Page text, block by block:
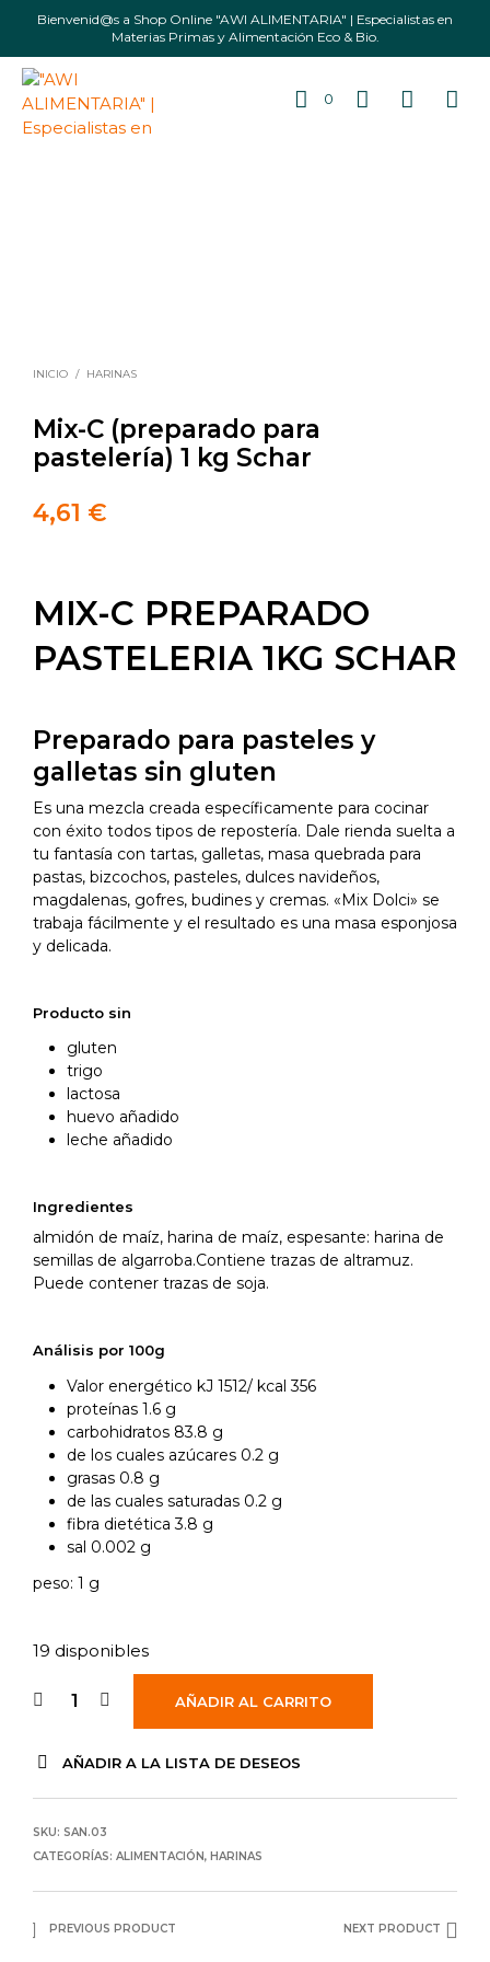
Bienvenid@s a Shop Online "AWI ALIMENTARIA" | Especialistas en
Materias Primas y Alimentación Eco & Bio.
0
INICIO / HARINAS
Mix-C (preparado para
pastelería) 1 kg Schar
4,61 €
MIX-C PREPARADO
PASTELERIA 1KG SCHAR
Preparado para pasteles y
galletas sin gluten
Es una mezcla creada específicamente para cocinar
con éxito todos tipos de repostería. Dale rienda suelta a
tu fantasía con tartas, galletas, masa quebrada para
pastas, bizcochos, pasteles, dulces navideños,
magdalenas, gofres, budines y cremas. «Mix Dolci» se
trabaja fácilmente y el resultado es una masa esponjosa
y delicada.
Producto sin
gluten
trigo
lactosa
huevo añadido
leche añadido
Ingredientes
almidón de maíz, harina de maíz, espesante: harina de
semillas de algarroba.Contiene trazas de altramuz.
Puede contener trazas de soja.
Análisis por 100g
Valor energético kJ 1512/ kcal 356
proteínas 1.6 g
carbohidratos 83.8 g
de los cuales azúcares 0.2 g
grasas 0.8 g
de las cuales saturadas 0.2 g
fibra dietética 3.8 g
sal 0.002 g
peso: 1 g
19 disponibles
AÑADIR AL CARRITO
AÑADIR A LA LISTA DE DESEOS
SKU: SAN.03
CATEGORÍAS: ALIMENTACIÓN, HARINAS
PREVIOUS PRODUCT NEXT PRODUCT